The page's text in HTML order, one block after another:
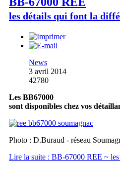
les détails qui font la
News
3 avril 2014
42780
Les BB67000
sont disponibles chez vos
Photo : D.Buraud - réseau
Lire la suite : BB-67000 REE ~